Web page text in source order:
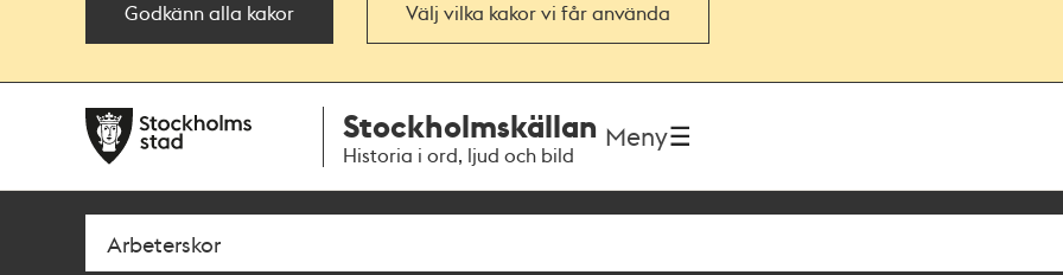
Godkänn alla kakor Välj vilka kakor vi får använda
navigationen
huvudinnehållet
Stockholmskällan
Historia i ord, ljud och bild
Meny
Sök